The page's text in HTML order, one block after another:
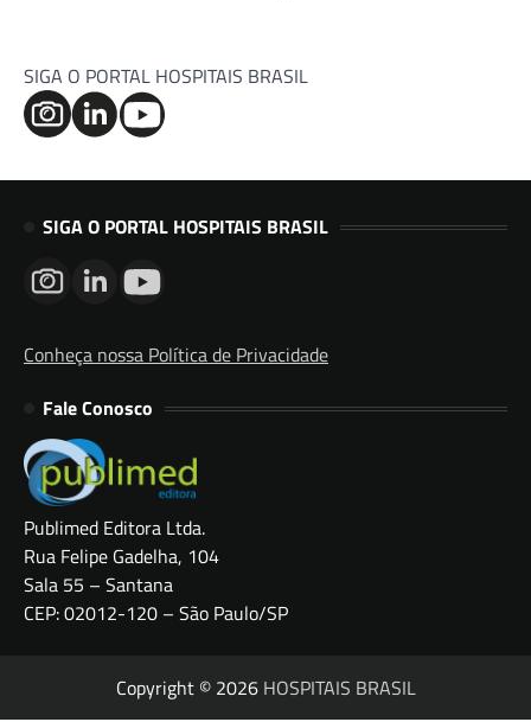
SIGA O PORTAL HOSPITAIS BRASIL
SIGA O PORTAL HOSPITAIS BRASIL
Conheça nossa Política de Privacidade
Fale Conosco
Publimed Editora Ltda.
Rua Felipe Gadelha, 104
Sala 55 – Santana
CEP: 02012-120 – São Paulo/SP
Copyright © 2026 HOSPITAIS BRASIL